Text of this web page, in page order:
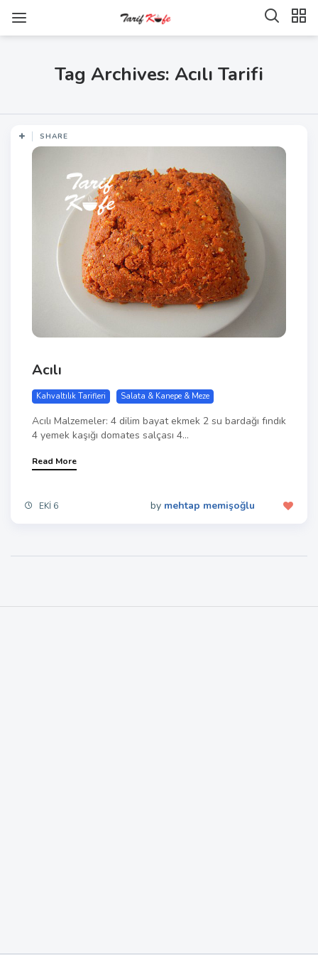
Tag Archives: Acılı Tarifi
SHARE
Acılı
Kahvaltılık Tarifleri Salata & Kanepe & Meze
Acılı Malzemeler: 4 dilim bayat ekmek 2 su bardağı fındık
4 yemek kaşığı domates salçası 4...
Read More
EKI 6 by mehtap memişoğlu